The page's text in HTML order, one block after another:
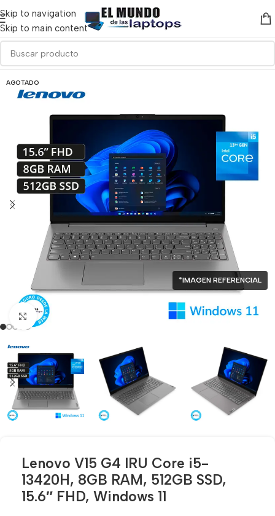
Skip to navigation
Skip to main content
AGOTADO
Click para agrandar
*IMAGEN REFERENCIAL
Lenovo V15 G4 IRU Core i5-
13420H, 8GB RAM, 512GB SSD,
15.6″ FHD, Windows 11